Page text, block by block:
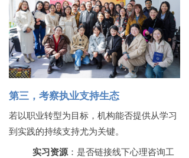
第三，考察执业支持生态
若以职业转型为目标，机构能否提供从学习
到实践的持续支持尤为关键。
实习资源：是否链接线下心理咨询工